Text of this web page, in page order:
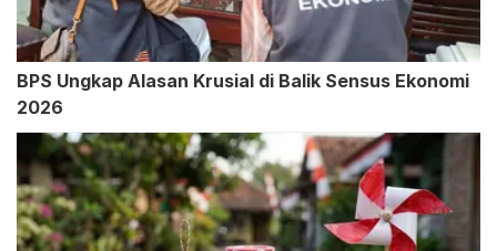
BPS Ungkap Alasan Krusial di Balik Sensus Ekonomi
2026